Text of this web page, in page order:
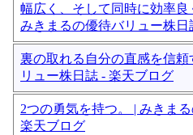
幅広く、そして同時に効率
みきまるの優待バリュー株日
裏の取れる自分の直感を信
リュー株日誌 - 楽天ブログ
2つの勇気を持つ。 | みきま
楽天ブログ